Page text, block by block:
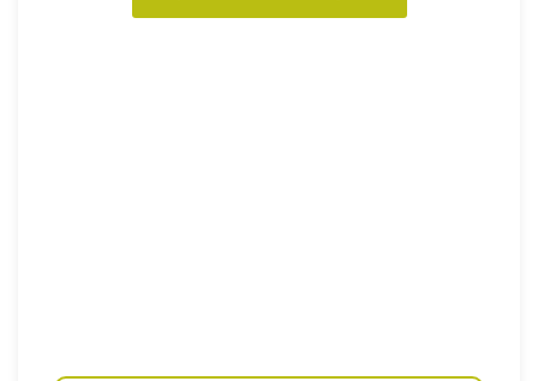
با آرتیوس کد به صورتسه‌بعدی جعبه نهایی